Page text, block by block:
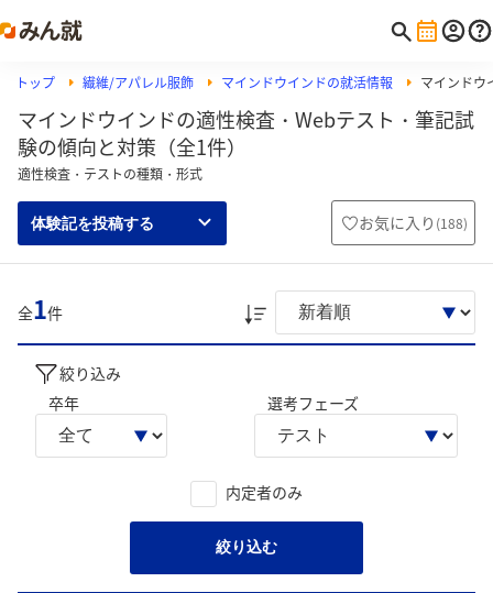
トップ 繊維/アパレル服飾 マインドウインドの就活情報 マインドウ
マインドウインドの適性検査・Webテスト・筆記試
験の傾向と対策（全1件）
適性検査・テストの種類・形式
体験記を投稿する お気に入り (188)
全1件
絞り込み
卒年
選考フェーズ
内定者のみ
絞り込む